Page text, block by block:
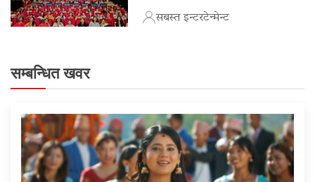
सबस्त इन्टरटेन्मेन्ट
सम्बन्धित खवर